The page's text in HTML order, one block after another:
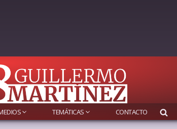
TEMÁTICAS CONTACTO